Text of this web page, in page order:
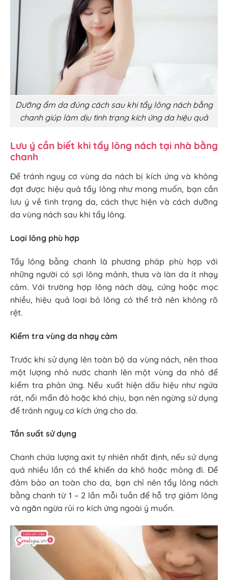
Dưỡng ẩm da đúng cách sau khi tẩy lông nách bằng
chanh giúp làm dịu tình trạng kích ứng da hiệu quả
Lưu ý cần biết khi tẩy lông nách tại nhà bằng
chanh
Để tránh nguy cơ vùng da nách bị kích ứng và không
đạt được hiệu quả tẩy lông như mong muốn, bạn cần
lưu ý về tình trạng da, cách thực hiện và cách dưỡng
da vùng nách sau khi tẩy lông.
Loại lông phù hợp
Tẩy lông bằng chanh là phương pháp phù hợp với
những người có sợi lông mảnh, thưa và làn da ít nhạy
cảm. Với trường hợp lông nách dày, cứng hoặc mọc
nhiều, hiệu quả loại bỏ lông có thể trở nên không rõ
rệt.
Kiểm tra vùng da nhạy cảm
Trước khi sử dụng lên toàn bộ da vùng nách, nên thoa
một lượng nhỏ nước chanh lên một vùng da nhỏ để
kiểm tra phản ứng. Nếu xuất hiện dấu hiệu như ngứa
rát, nổi mẩn đỏ hoặc khó chịu, bạn nên ngừng sử dụng
để tránh nguy cơ kích ứng cho da.
Tần suất sử dụng
Chanh chứa lượng axit tự nhiên nhất định, nếu sử dụng
quá nhiều lần có thể khiến da khô hoặc mỏng đi. Để
đảm bảo an toàn cho da, bạn chỉ nên tẩy lông nách
bằng chanh từ 1 – 2 lần mỗi tuần để hỗ trợ giảm lông
và ngăn ngừa rủi ro kích ứng ngoài ý muốn.